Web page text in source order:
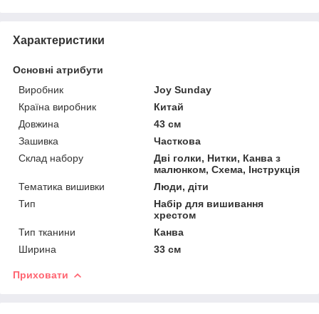
Характеристики
Основні атрибути
Виробник
Joy Sunday
Країна виробник
Китай
Довжина
43 см
Зашивка
Часткова
Склад набору
Дві голки, Нитки, Канва з
малюнком, Схема, Інструкція
Тематика вишивки
Люди, діти
Тип
Набір для вишивання
хрестом
Тип тканини
Канва
Ширина
33 см
Приховати